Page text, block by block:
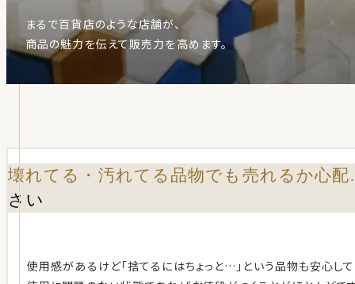
まるで百貨店のような店舗が、
商品の魅力を伝えて販売力を高めます。
壊れてる・汚れてる品物でも売れるか心
さい
使用感があるけど「捨てるにはちょっと…」という品物も安心して